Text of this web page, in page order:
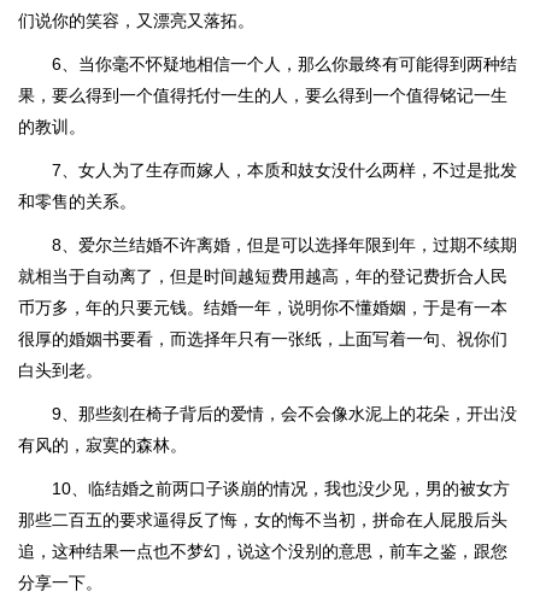
们说你的笑容，又漂亮又落拓。
6、当你毫不怀疑地相信一个人，那么你最终有可能得到两种结
果，要么得到一个值得托付一生的人，要么得到一个值得铭记一生
的教训。
7、女人为了生存而嫁人，本质和妓女没什么两样，不过是批发
和零售的关系。
8、爱尔兰结婚不许离婚，但是可以选择年限到年，过期不续期
就相当于自动离了，但是时间越短费用越高，年的登记费折合人民
币万多，年的只要元钱。结婚一年，说明你不懂婚姻，于是有一本
很厚的婚姻书要看，而选择年只有一张纸，上面写着一句、祝你们
白头到老。
9、那些刻在椅子背后的爱情，会不会像水泥上的花朵，开出没
有风的，寂寞的森林。
10、临结婚之前两口子谈崩的情况，我也没少见，男的被女方
那些二百五的要求逼得反了悔，女的悔不当初，拼命在人屁股后头
追，这种结果一点也不梦幻，说这个没别的意思，前车之鉴，跟您
分享一下。